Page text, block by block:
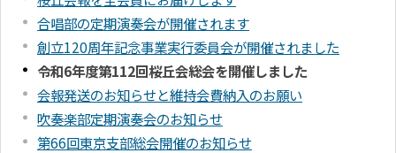
合唱部の定期演奏会が開催されます
創立120周年記念事業実行委員会が開催されました
令和6年度第112回桜丘会総会を開催しました
会報発送のお知らせと維持会費納入のお願い
吹奏楽部定期演奏会のお知らせ
第66回東京支部総会開催のお知らせ